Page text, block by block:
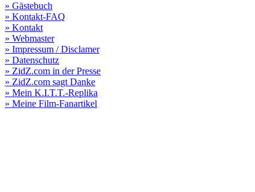
» Gästebuch
» Kontakt-FAQ
» Kontakt
» Webmaster
» Impressum / Disclamer
» Datenschutz
» ZidZ.com in der Presse
» ZidZ.com sagt Danke
» Mein K.I.T.T.-Replika
» Meine Film-Fanartikel